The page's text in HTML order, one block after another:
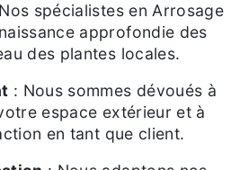
spécialistes en Arrosage
approfondie des
des plantes locales.
: Nous sommes dévoués à
espace extérieur et à
en tant que client.